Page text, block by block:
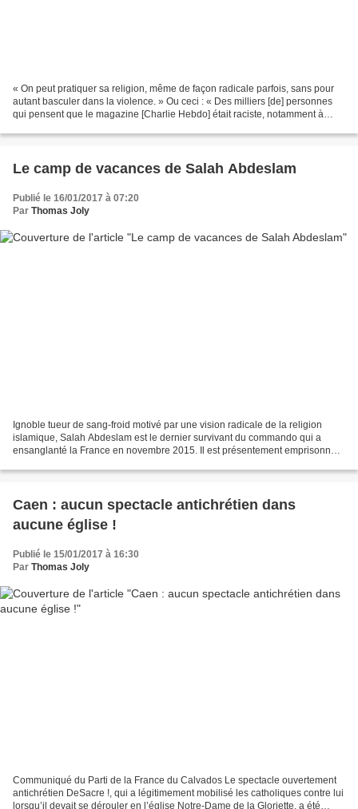
« On peut pratiquer sa religion, même de façon radicale parfois, sans pour
autant basculer dans la violence. » Ou ceci : « Des milliers [de] personnes
qui pensent que le magazine [Charlie Hebdo] était raciste, notamment à
Le camp de vacances de Salah Abdeslam
Publié le 16/01/2017 à 07:20
Par Thomas Joly
Ignoble tueur de sang-froid motivé par une vision radicale de la religion
islamique, Salah Abdeslam est le dernier survivant du commando qui a
ensanglanté la France en novembre 2015. Il est présentement emprisonné à
Caen : aucun spectacle antichrétien dans
aucune église !
Publié le 15/01/2017 à 16:30
Par Thomas Joly
Communiqué du Parti de la France du Calvados Le spectacle ouvertement
antichrétien DeSacre !, qui a légitimement mobilisé les catholiques contre lui
lorsqu’il devait se dérouler en l’église Notre-Dame de la Gloriette, a été